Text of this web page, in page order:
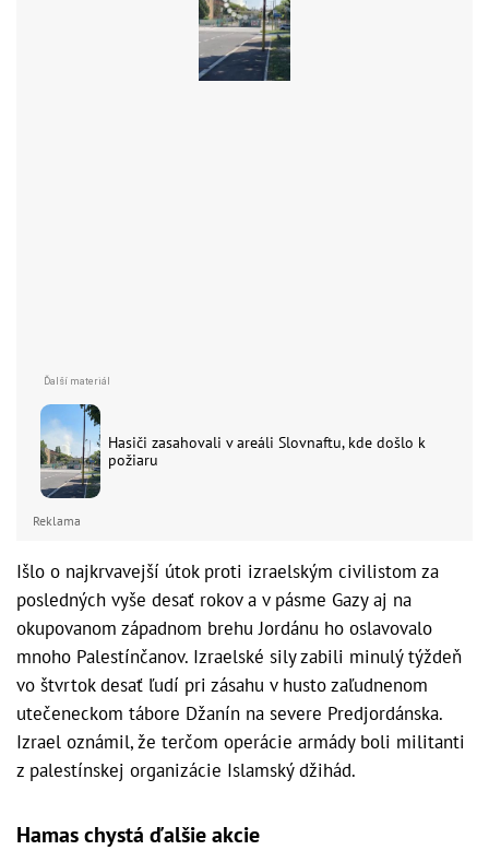
Hasiči zasahovali v areáli Slovnaftu, kde došlo k
požiaru
Reklama
Išlo o najkrvavejší útok proti izraelským civilistom za
posledných vyše desať rokov a v pásme Gazy aj na
okupovanom západnom brehu Jordánu ho oslavovalo
mnoho Palestínčanov. Izraelské sily zabili minulý týždeň
vo štvrtok desať ľudí pri zásahu v husto zaľudnenom
utečeneckom tábore Džanín na severe Predjordánska.
Izrael oznámil, že terčom operácie armády boli militanti
z palestínskej organizácie Islamský džihád.
Hamas chystá ďalšie akcie